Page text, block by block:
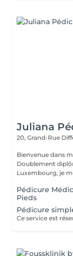
Juliana
20, Grand-Rue
Bienvenue dans
Doublement
Luxembourg, je
Pédicure
Pieds
Pédicure